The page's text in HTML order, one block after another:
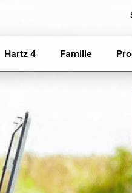
Hartz 4 Familie